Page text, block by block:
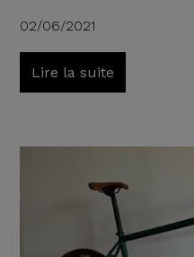
02/06/2021
Lire la suite